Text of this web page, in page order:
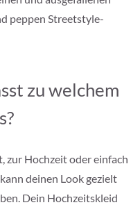
peppen Streetstyle-
zu welchem
zur Hochzeit oder einfach
deinen Look gezielt
Dein Hochzeitskleid